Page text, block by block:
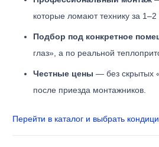
которые ломают технику за 1–2
Подбор под конкретное
глаз», а по реальной
Честные цены — без скрытых
после приезда монтажников.
Перейти в каталог и выбрать